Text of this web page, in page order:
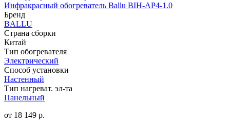
Инфракрасный обогреватель Ballu BIH-AP4-1.0
Бренд
BALLU
Страна сборки
Китай
Тип обогревателя
Электрический
Способ установки
Настенный
Тип нагреват. эл-та
Панельный
от 18 149 р.